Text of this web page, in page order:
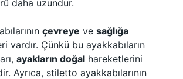
daha uzundur.
çevreye ve sağlığa
vardır. Çünkü bu ayakkabıların
ayakların doğal hareketlerini
Ayrıca, stiletto ayakkabılarının